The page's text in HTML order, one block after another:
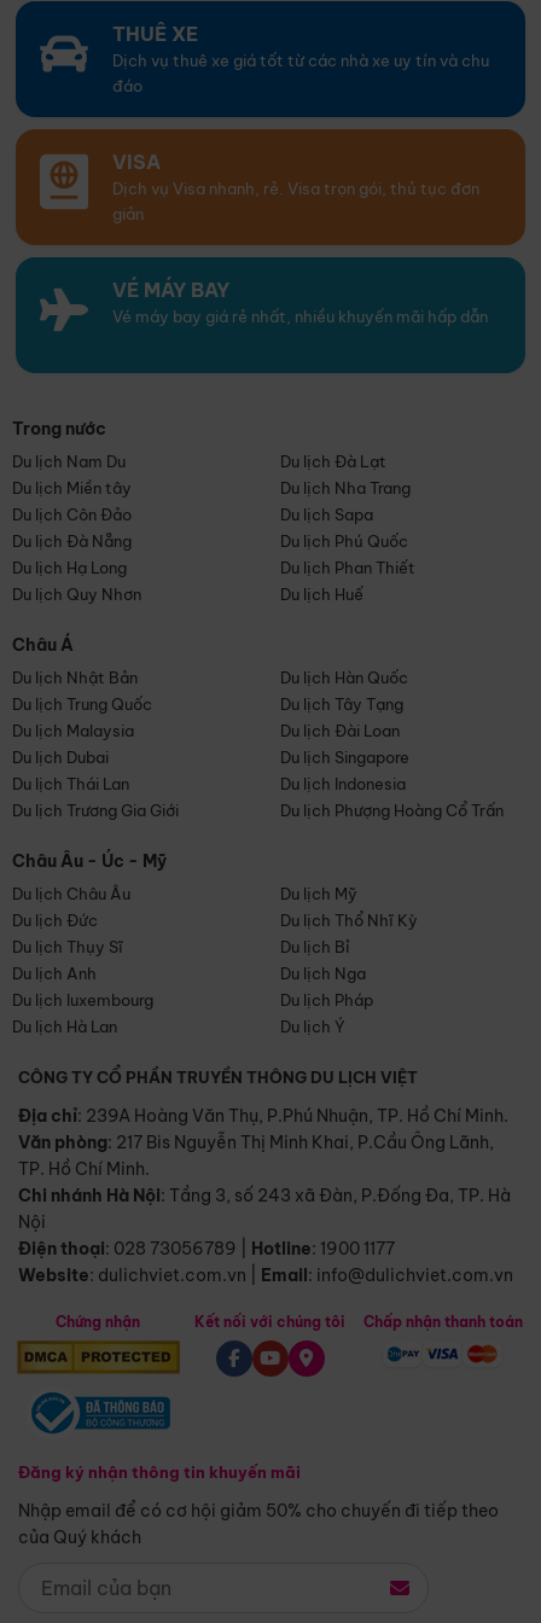
THUÊ XE
Dịch vụ thuê xe giá tốt từ các nhà xe uy tín và chu
đáo
VISA
Dịch vụ Visa nhanh, rẻ. Visa trọn gói, thủ tục đơn
giản
VÉ MÁY BAY
Vé máy bay giá rẻ nhất, nhiều khuyến mãi hấp dẫn
Trong nước
Du lịch Nam Du
Du lịch Đà Lạt
Du lịch Miền tây
Du lịch Nha Trang
Du lịch Côn Đảo
Du lịch Sapa
Du lịch Đà Nẵng
Du lịch Phú Quốc
Du lịch Hạ Long
Du lịch Phan Thiết
Du lịch Quy Nhơn
Du lịch Huế
Châu Á
Du lịch Nhật Bản
Du lịch Hàn Quốc
Du lịch Trung Quốc
Du lịch Tây Tạng
Du lịch Malaysia
Du lịch Đài Loan
Du lịch Dubai
Du lịch Singapore
Du lịch Thái Lan
Du lịch Indonesia
Du lịch Trương Gia Giới
Du lịch Phượng Hoàng Cổ Trấn
Châu Âu - Úc - Mỹ
Du lịch Châu Âu
Du lịch Mỹ
Du lịch Đức
Du lịch Thổ Nhĩ Kỳ
Du lịch Thụy Sĩ
Du lịch Bỉ
Du lịch Anh
Du lịch Nga
Du lịch luxembourg
Du lịch Pháp
Du lịch Hà Lan
Du lịch Ý
CÔNG TY CỔ PHẦN TRUYỀN THÔNG DU LỊCH VIỆT
Địa chỉ: 239A Hoàng Văn Thụ, P.Phú Nhuận, TP. Hồ Chí Minh.
Văn phòng: 217 Bis Nguyễn Thị Minh Khai, P.Cầu Ông Lãnh,
TP. Hồ Chí Minh.
Chi nhánh Hà Nội: Tầng 3, số 243 xã Đàn, P.Đống Đa, TP. Hà
Nội
Điện thoại: 028 73056789 Hotline: 1900 1177
Website: dulichviet.com.vn Email: info@dulichviet.com.vn
Chứng nhận
Đăng ký nhận thông tin khuyến mãi
Nhập email để có cơ hội giảm 50% cho chuyến đi tiếp theo
của Quý khách
Kết nối với chúng tôi Chấp nhận thanh toán